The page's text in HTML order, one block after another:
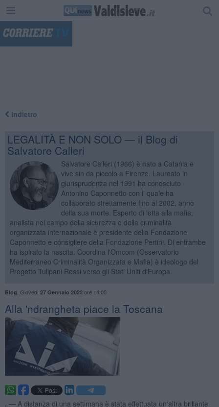
Indietro
LEGALITÀ E NON SOLO — il Blog di
Salvatore Calleri
Salvatore Calleri (1966) è nato a Catania e
vive sin da piccolo a Firenze. Laureato in
giurisprudenza nel 1991 ha conosciuto
Antonino Caponnetto con il quale ha
collaborato strettamente fino al 2002, anno
della sua morte. Esperto di lotta alla mafia,
analista nel campo della sicurezza e della criminalità
organizzata internazionale è presidente della Fondazione
Caponnetto e consigliere della Fondazione Pertini. Di entrambe
ha ispirato la nascita. Coordina l'Omcom (Osservatorio
Mediterraneo Criminalità Organizzata e Mafia) è ideologo del
Progetto Tulipani Rossi verso gli Stati Uniti d'Europa.
Blog Giovedì 27 Gennaio 2022ore 14:00
Alla 'ndrangheta piace la Toscana
. — A distanza di una settimana è stata effettuata un'altra brillante